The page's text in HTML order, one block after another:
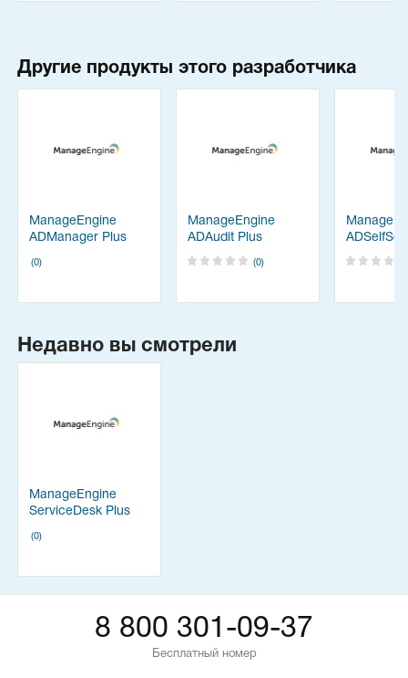
Другие продукты этого разработчика
ManageEngine
ADManager Plus
(0)
ManageEngine
ADAudit Plus
(0)
Недавно вы смотрели
ManageEngine
ServiceDesk Plus
(0)
8 800 301-09-37
Бесплатный номер